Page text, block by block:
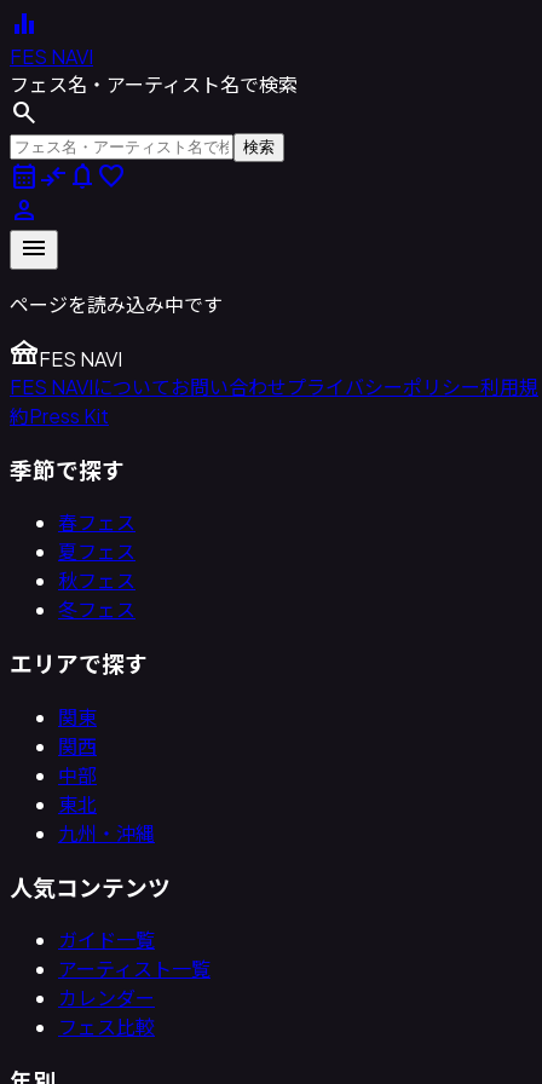
equalizer
FES NAVI
フェス名・アーティスト名で検索
search
検索
calendar_monthcompare_arrows notifications favorite
person
menu
ページを読み込み中です
festivalFES NAVI
FES NAVIについてお問い合わせプライバシーポリシー利用規
約Press Kit
季節で探す
春フェス
夏フェス
秋フェス
冬フェス
エリアで探す
関東
関西
中部
東北
九州・沖縄
人気コンテンツ
ガイド一覧
アーティスト一覧
カレンダー
フェス比較